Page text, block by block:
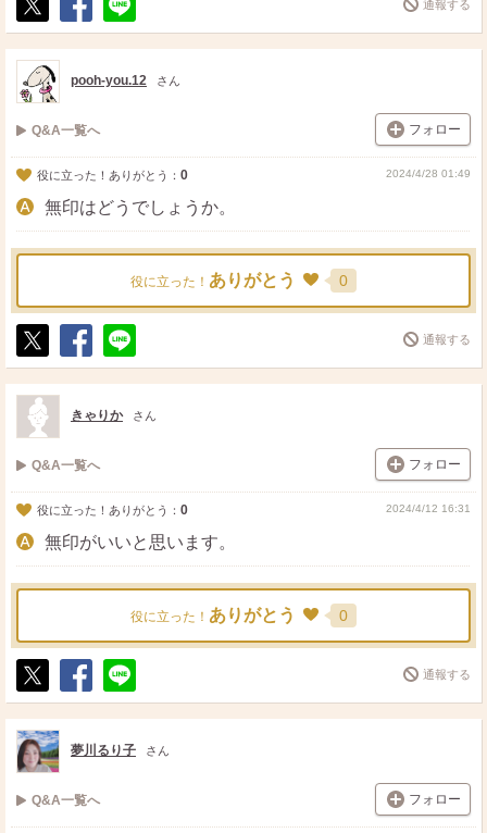
ポ
ス
ト
シ
ェ
送
る
通報する
pooh-you.12 さん
Q&A一覧へ フォロー
役に立った！ありがとう： 0 2024/4/28 01:49
無印はどうでしょうか。
役に立った！ ありがとう 0
ポ
ス
ト
シ
ェ
送
る
通報する
きゃりか さん
Q&A一覧へ フォロー
役に立った！ありがとう： 0 2024/4/12 16:31
無印がいいと思います。
役に立った！ ありがとう 0
ポ
ス
ト
シ
ェ
送
る
通報する
夢川るり子 さん
Q&A一覧へ フォロー